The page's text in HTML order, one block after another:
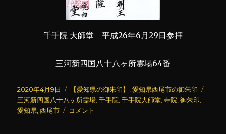
千手院 大師堂 平成26年6月29日参拝
三河新四国八十八ヶ所霊場64番
投
稿
日:
2020年4月9日
カ
テ
ゴ
【愛知県の御朱印】 ,愛知県西尾市の御朱印
三河新四国八十八ヶ所霊場 ,千手院 ,千手院大師堂 ,寺院 ,御朱印
愛知県 ,西尾市
千
コメント